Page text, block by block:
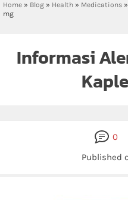
Home » Blog » Health » Medications »
mg
Informasi
0
Published